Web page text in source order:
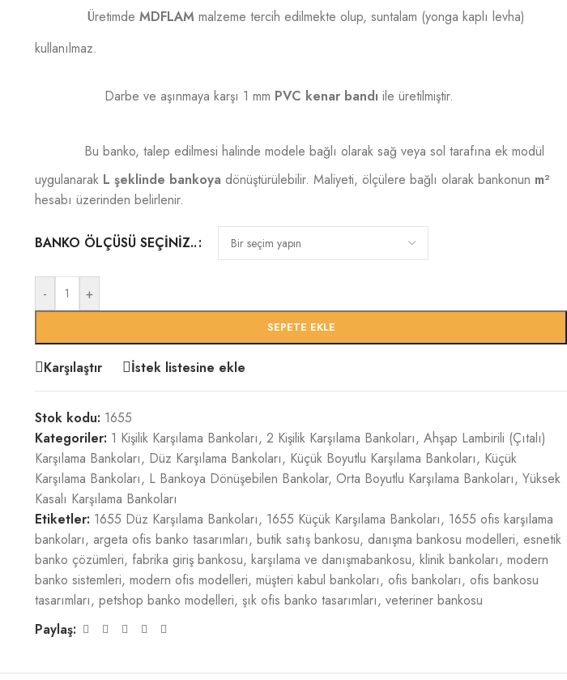
Üretimde MDFLAM malzeme tercih edilmekte olup, suntalam (yonga kaplı levha)
kullanılmaz.
Darbe ve aşınmaya karşı 1 mm PVC kenar bandı ile üretilmiştir.
Bu banko, talep edilmesi halinde modele bağlı olarak sağ veya sol tarafına ek modül
uygulanarak L şeklinde bankoya dönüştürülebilir. Maliyeti, ölçülere bağlı olarak bankonun m²
hesabı üzerinden belirlenir.
BANKO ÖLÇÜSÜ SEÇINIZ..
- +
SEPETE EKLE
Karşılaştır İstek listesine ekle
Stok kodu: 1655
Kategoriler: 1 Kişilik Karşılama Bankoları, 2 Kişilik Karşılama Bankoları, Ahşap Lambirili (Çıtalı)
Karşılama Bankoları, Düz Karşılama Bankoları, Küçük Boyutlu Karşılama Bankoları, Küçük
Karşılama Bankoları, L Bankoya Dönüşebilen Bankolar, Orta Boyutlu Karşılama Bankoları, Yüksek
Kasalı Karşılama Bankoları
Etiketler: 1655 Düz Karşılama Bankoları, 1655 Küçük Karşılama Bankoları, 1655 ofis karşılama
bankoları, argeta ofis banko tasarımları, butik satış bankosu, danışma bankosu modelleri, esnetik
banko çözümleri, fabrika giriş bankosu, karşılama ve danışmabankosu, klinik bankoları, modern
banko sistemleri, modern ofis modelleri, müşteri kabul bankoları, ofis bankoları, ofis bankosu
tasarımları, petshop banko modelleri, şık ofis banko tasarımları, veteriner bankosu
Paylaş: